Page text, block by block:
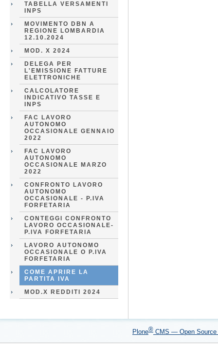
TABELLA VERSAMENTI
INPS
MOVIMENTO DBN A
REGIONE LOMBARDIA
12.10.2024
MOD. X 2024
DELEGA PER
L'EMISSIONE FATTURE
ELETTRONICHE
CALCOLATORE
INDICATIVO TASSE E
INPS
FAC LAVORO
AUTONOMO
OCCASIONALE GENNAIO
2022
FAC LAVORO
AUTONOMO
OCCASIONALE MARZO
2022
CONFRONTO LAVORO
AUTONOMO
OCCASIONALE - P.IVA
FORFETARIA
CONTEGGI CONFRONTO
LAVORO OCCASIONALE-
P.IVA FORFETARIA
LAVORO AUTONOMO
OCCASIONALE O P.IVA
FORFETARIA
COME APRIRE LA
PARTITA IVA
MOD.X REDDITI 2024
Plone® CMS — Open Source